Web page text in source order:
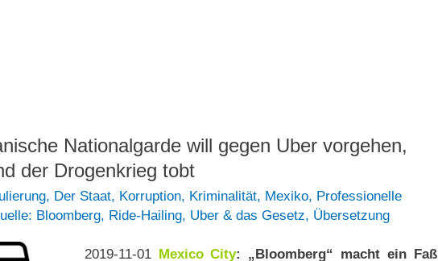
Nationalgarde will gegen Uber vorgehen,
der Drogenkrieg tobt
, Der Staat, Korruption, Kriminalität, Mexiko, Professionelle
Bloomberg, Ride-Hailing, Uber & das Gesetz, Übersetzung
2019-11-01 Mexico City: „Bloomberg“ macht ein Faß